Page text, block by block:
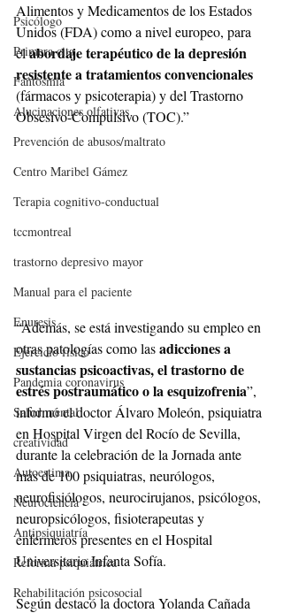
Psicólogo
Primera cita
Fantosmia
Alucinaciones olfativas
Prevención de abusos/maltrato
Centro Maribel Gámez
Terapia cognitivo-conductual
tccmontreal
trastorno depresivo mayor
Manual para el paciente
Enuresis
Ejercicio físico
Pandemia coronavirus
Salud mental
creatividad
Autoestima
Neurociencia
Antipsiquiatría
Reforma psiquiátrica
Rehabilitación psicosocial
Alimentos y Medicamentos de los Estados
Unidos (FDA) como a nivel europeo, para
el abordaje terapéutico de la depresión
resistente a tratamientos convencionales
(fármacos y psicoterapia) y del Trastorno
Obsesivo-Compulsivo (TOC).”
“Además, se está investigando su empleo en
otras patologías como las adicciones a
sustancias psicoactivas, el trastorno de
estrés postraumático o la esquizofrenia”,
informó el doctor Álvaro Moleón, psiquiatra
en Hospital Virgen del Rocío de Sevilla,
durante la celebración de la Jornada ante
más de 100 psiquiatras, neurólogos,
neurofisiólogos, neurocirujanos, psicólogos,
neuropsicólogos, fisioterapeutas y
enfermeros presentes en el Hospital
Universitario Infanta Sofía.
Según destacó la doctora Yolanda Cañada